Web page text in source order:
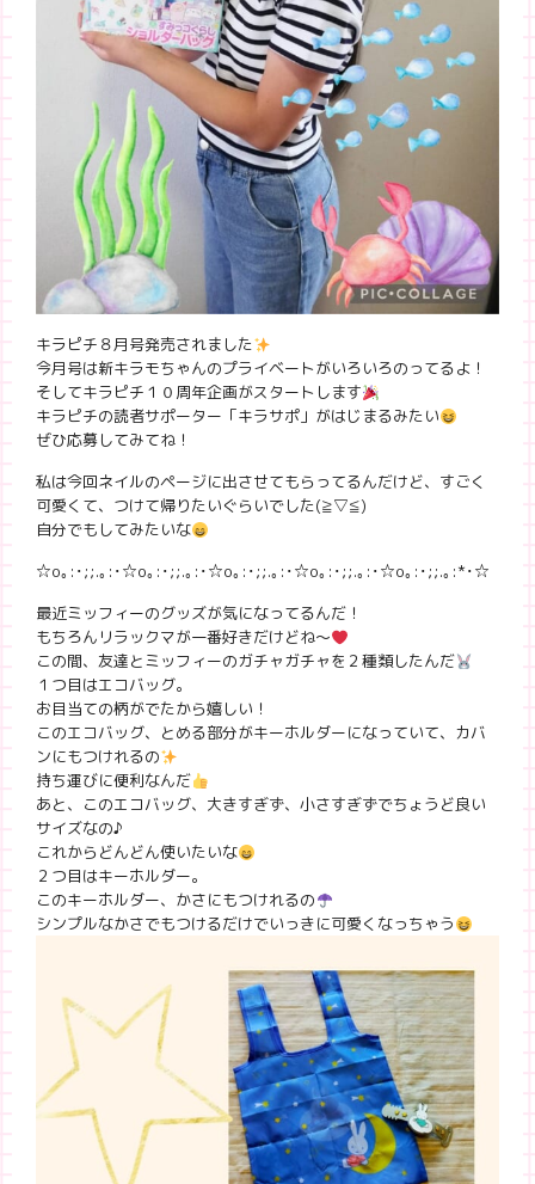
キラピチ８月号発売されました
今月号は新キラモちゃんのプライベートがいろいろのってるよ！
そしてキラピチ１０周年企画がスタートします
キラピチの読者サポーター「キラサポ」がはじまるみたい
ぜひ応募してみてね！
私は今回ネイルのページに出させてもらってるんだけど、すごく
可愛くて、つけて帰りたいぐらいでした(≧▽≦)
自分でもしてみたいな
☆o｡:･;;.｡: ･☆o｡:･;;.｡: ･☆o｡:･;;.｡: ･☆o｡:･;;.｡: ･☆o｡:･;;.｡:*･☆
最近ミッフィーのグッズが気になってるんだ！
もちろんリラックマが一番好きだけどね〜
この間、友達とミッフィーのガチャガチャを２種類したんだ
１つ目はエコバッグ。
お目当ての柄がでたから嬉しい！
このエコバッグ、とめる部分がキーホルダーになっていて、カバ
ンにもつけれるの
持ち運びに便利なんだ
あと、このエコバッグ、大きすぎず、小さすぎずでちょうど良い
サイズなの♪
これからどんどん使いたいな
２つ目はキーホルダー。
このキーホルダー、かさにもつけれるの
シンプルなかさでもつけるだけでいっきに可愛くなっちゃう